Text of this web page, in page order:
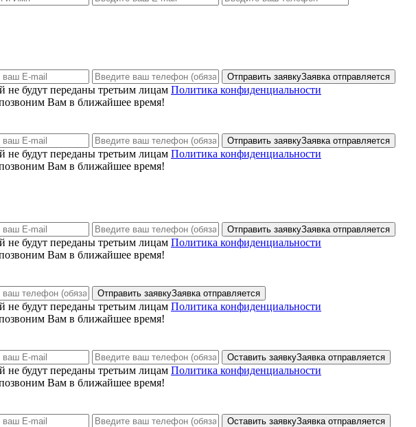
Отправить заявкуЗаявка отправляется
не будут переданы третьим лицам Политика конфиденциальности
Вам в ближайшее время!
Отправить заявкуЗаявка отправляется
не будут переданы третьим лицам Политика конфиденциальности
Вам в ближайшее время!
Отправить заявкуЗаявка отправляется
не будут переданы третьим лицам Политика конфиденциальности
Вам в ближайшее время!
Отправить заявкуЗаявка отправляется
не будут переданы третьим лицам Политика конфиденциальности
Вам в ближайшее время!
Оставить заявкуЗаявка отправляется
не будут переданы третьим лицам Политика конфиденциальности
Вам в ближайшее время!
Оставить заявкуЗаявка отправляется